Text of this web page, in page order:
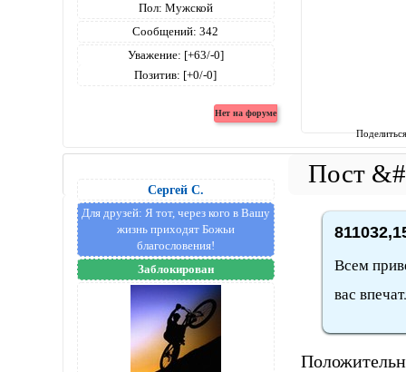
Пол: Мужской
Сообщений: 342
Уважение: [+63/-0]
Позитив: [+0/-0]
Сергей С.
Для друзей: Я тот, через кого в Вашу
жизнь приходят Божьи
благословения!
Заблокирован
Всем
вас